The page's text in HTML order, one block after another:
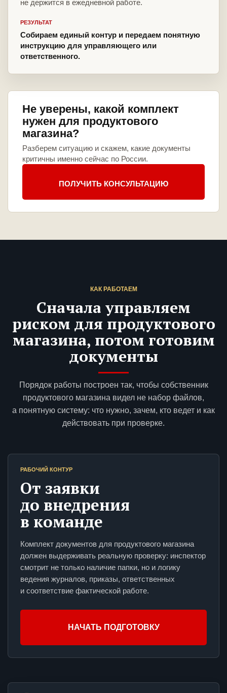
не держится в ежедневной работе.
РЕЗУЛЬТАТ
Собираем единый контур и передаем понятную
инструкцию для управляющего или
ответственного.
Не уверены, какой комплект
нужен для продуктового
магазина?
Разберем ситуацию и скажем, какие документы
критичны именно сейчас по России.
ПОЛУЧИТЬ КОНСУЛЬТАЦИЮ
КАК РАБОТАЕМ
Сначала управляем
риском для продуктового
магазина, потом готовим
документы
Порядок работы построен так, чтобы собственник
продуктового магазина видел не набор файлов,
а понятную систему: что нужно, зачем, кто ведет и как
действовать при проверке.
РАБОЧИЙ КОНТУР
От заявки
до внедрения
в команде
Комплект документов для продуктового магазина
должен выдерживать реальную проверку: инспектор
смотрит не только наличие папки, но и логику
ведения журналов, приказы, ответственных
и соответствие фактической работе.
НАЧАТЬ ПОДГОТОВКУ